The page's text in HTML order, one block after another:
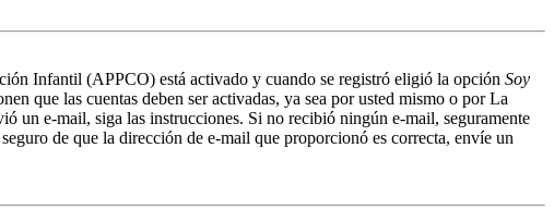
Infantil (APPCO) está activado y cuando se registró eligió la opción Soy
que las cuentas deben ser activadas, ya sea por usted mismo o por La
un e-mail, siga las instrucciones. Si no recibió ningún e-mail, seguramente
de que la dirección de e-mail que proporcionó es correcta, envíe un